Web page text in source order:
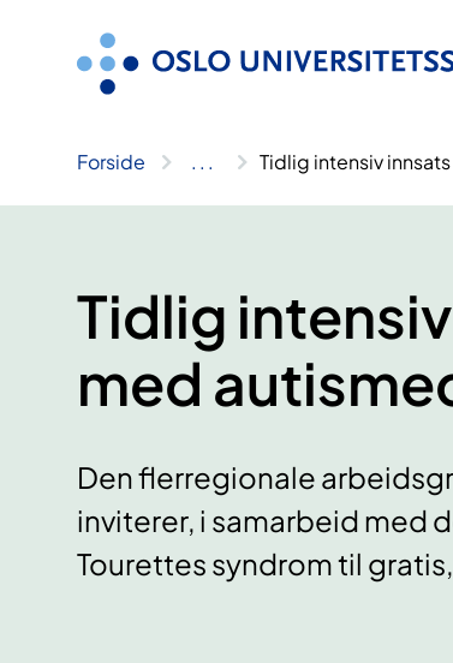
Forside .. . Tidlig intensiv
Tidlig
med
Den flerregionale
inviterer, i samarbeid med
Tourettes syndrom til